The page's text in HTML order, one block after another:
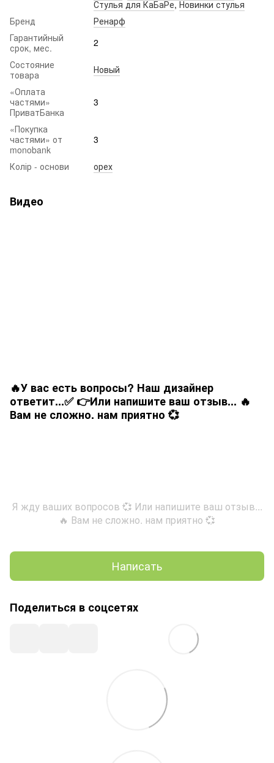
Стулья для КаБаРе,Новинки стулья
Бренд
Ренарф
Гарантийный
срок, мес.
2
Состояние
товара
Новый
«Оплата
частями»
ПриватБанка
3
«Покупка
частями» от
monobank
3
Колір - основи орех
Видео
🔥У вас есть вопросы? Наш дизайнер
ответит...✅ 👉Или напишите ваш отзыв... 🔥
Вам не сложно. нам приятно 💞
Я жду ваших вопросов 💞 Или напишите ваш отзыв...
🔥 Вам не сложно. нам приятно 💞
Написать
Поделиться в соцсетях